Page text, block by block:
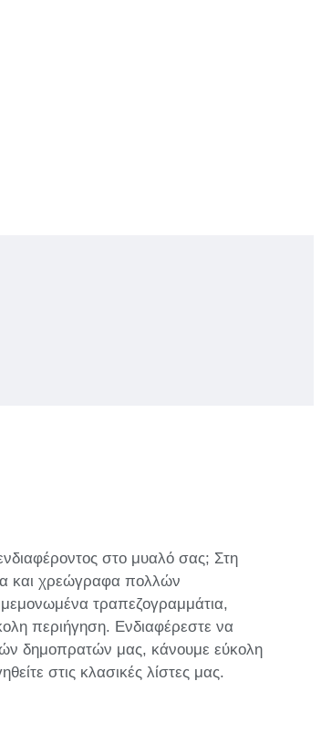
στο μυαλό σας; Στη
και χρεώγραφα πολλών
τραπεζογραμμάτια,
περιήγηση. Ενδιαφέρεστε να
δημοπρατών μας, κάνουμε εύκολη
στις κλασικές λίστες μας.